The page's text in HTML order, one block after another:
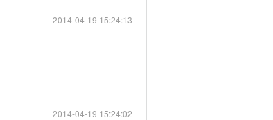
2014-04-19 15:24:13
2014-04-19 15:24:02